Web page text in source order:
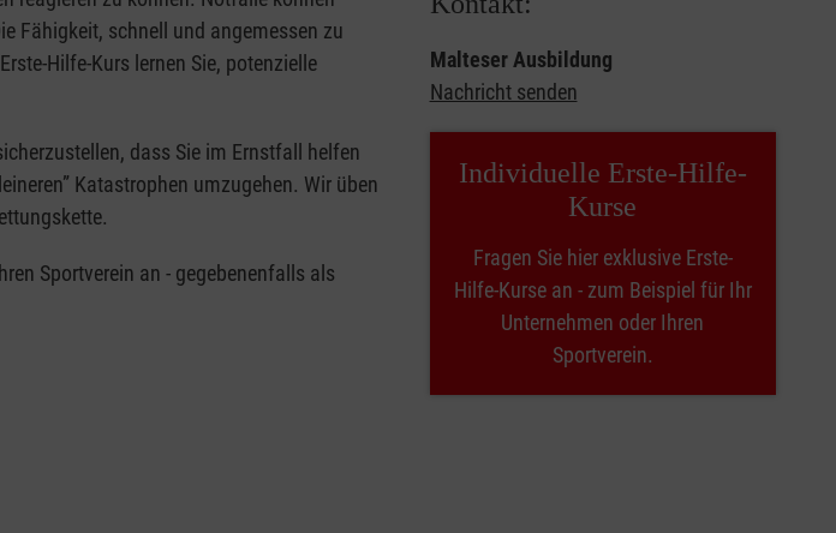
Fähigkeit, schnell und angemessen zu
Hilfe-Kurs lernen Sie, potenzielle
dass Sie im Ernstfall helfen
Katastrophen umzugehen. Wir üben
Sportverein an - gegebenenfalls als
Malteser Ausbildung
Nachricht senden
Individuelle Erste-Hilfe-
Kurse
Fragen Sie hier exklusive Erste-
Hilfe-Kurse an - zum Beispiel für Ihr
Unternehmen oder Ihren
Sportverein.